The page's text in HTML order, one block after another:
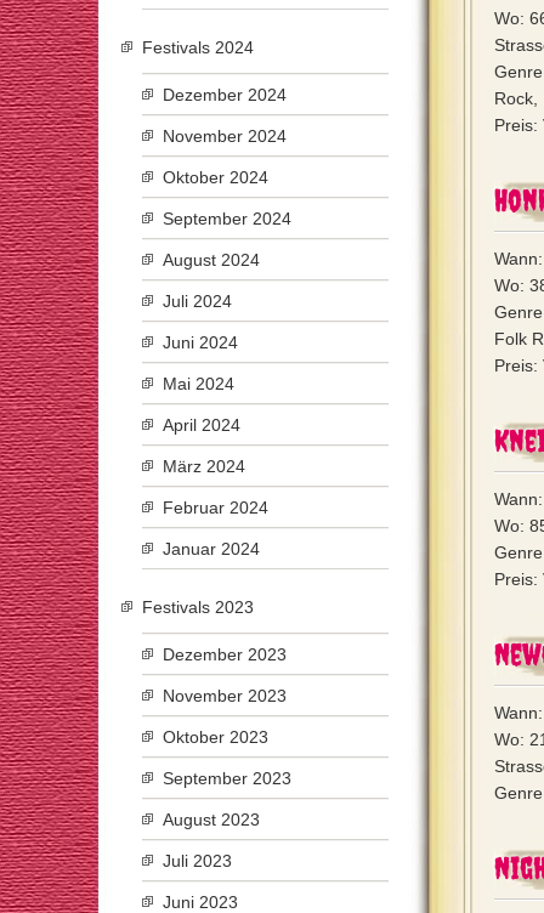
Wo:
Rock,
Preis:
Wo:
Folk
Preis:
Wo:
Preis:
Wo:
Festivals 2024
Dezember 2024
November 2024
Oktober 2024
September 2024
August 2024
Juli 2024
Juni 2024
Mai 2024
April 2024
März 2024
Februar 2024
Januar 2024
Festivals 2023
Dezember 2023
November 2023
Oktober 2023
September 2023
August 2023
Juli 2023
Juni 2023